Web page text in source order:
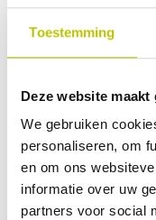
Toestemming
Deze website
We gebruiken
personaliseren, om
en om ons
informatie over uw
partners voor social